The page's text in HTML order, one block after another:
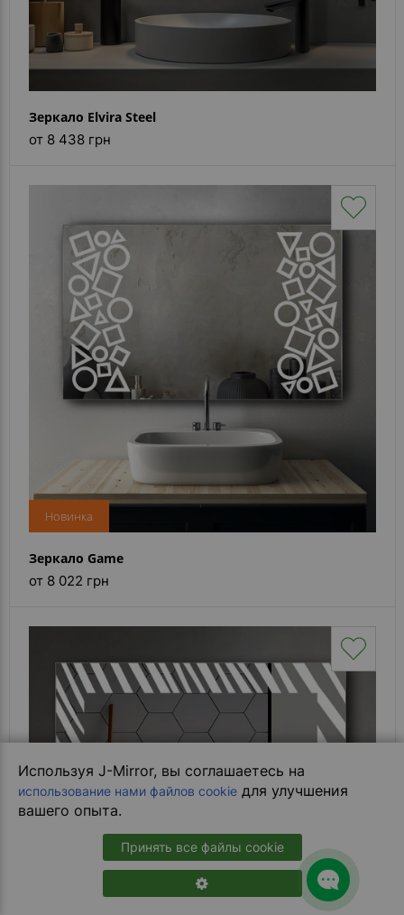
Используя J-Mirror, вы соглашаетесь на
использование нами файлов cookie для улучшения
вашего опыта.
Принять все файлы cookie
Зеркало Elvira Steel
от 8 438 грн
Новинка
Зеркало Game
от 8 022 грн